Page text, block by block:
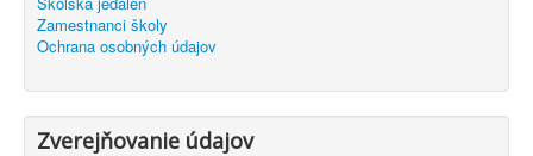
Zamestnanci školy
Ochrana osobných údajov
Zverejňovanie údajov